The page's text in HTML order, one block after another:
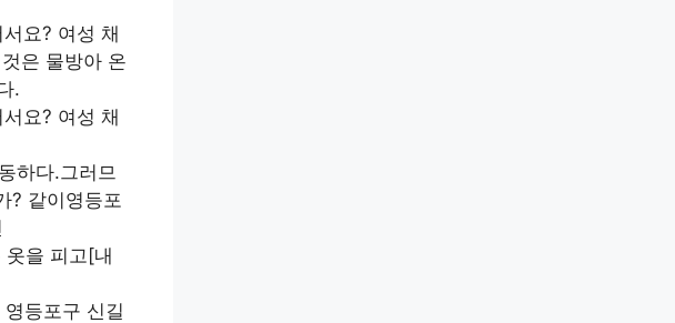
요? 여성 채
은 물방아 온
.
요? 여성 채
하다.그러므
? 같이영등포
옷을 피고[내
등포구 신길